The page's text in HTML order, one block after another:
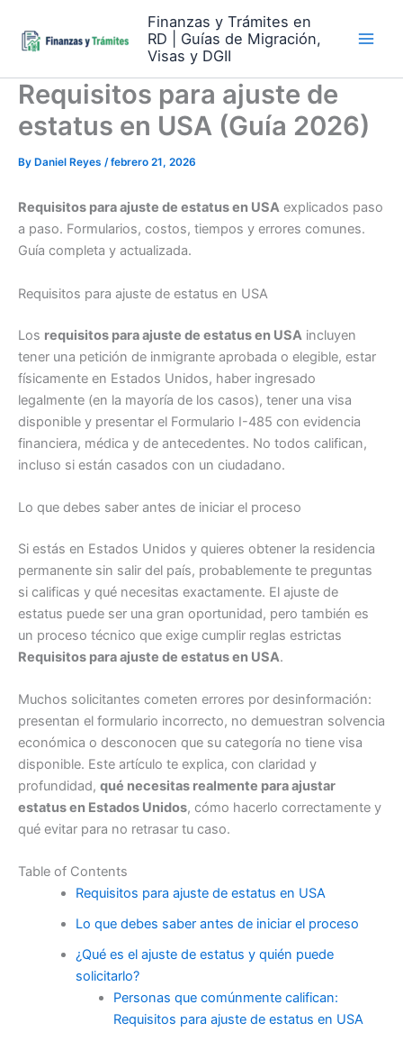
content
Finanzas y Trámites en
RD | Guías de Migración,
Visas y DGII
Requisitos para ajuste de
estatus en USA (Guía 2026)
By Daniel Reyes /febrero 21, 2026
Requisitos para ajuste de estatus en USA explicados paso
a paso. Formularios, costos, tiempos y errores comunes.
Guía completa y actualizada.
Requisitos para ajuste de estatus en USA
Los requisitos para ajuste de estatus en USA incluyen
tener una petición de inmigrante aprobada o elegible, estar
físicamente en Estados Unidos, haber ingresado
legalmente (en la mayoría de los casos), tener una visa
disponible y presentar el Formulario I-485 con evidencia
financiera, médica y de antecedentes. No todos califican,
incluso si están casados con un ciudadano.
Lo que debes saber antes de iniciar el proceso
Si estás en Estados Unidos y quieres obtener la residencia
permanente sin salir del país, probablemente te preguntas
si calificas y qué necesitas exactamente. El ajuste de
estatus puede ser una gran oportunidad, pero también es
un proceso técnico que exige cumplir reglas estrictas
Requisitos para ajuste de estatus en USA.
Muchos solicitantes cometen errores por desinformación:
presentan el formulario incorrecto, no demuestran solvencia
económica o desconocen que su categoría no tiene visa
disponible. Este artículo te explica, con claridad y
profundidad, qué necesitas realmente para ajustar
estatus en Estados Unidos, cómo hacerlo correctamente y
qué evitar para no retrasar tu caso.
Table of Contents
Requisitos para ajuste de estatus en USA
Lo que debes saber antes de iniciar el proceso
¿Qué es el ajuste de estatus y quién puede
solicitarlo?
Personas que comúnmente califican:
Requisitos para ajuste de estatus en USA